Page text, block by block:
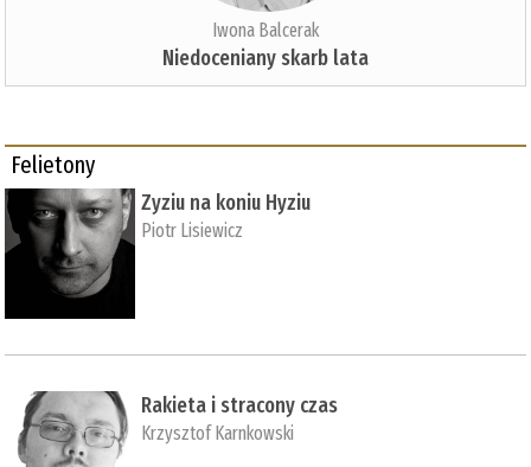
Iwona Balcerak
Niedoceniany skarb lata
Felietony
Zyziu na koniu Hyziu
Piotr Lisiewicz
Rakieta i stracony czas
Krzysztof Karnkowski